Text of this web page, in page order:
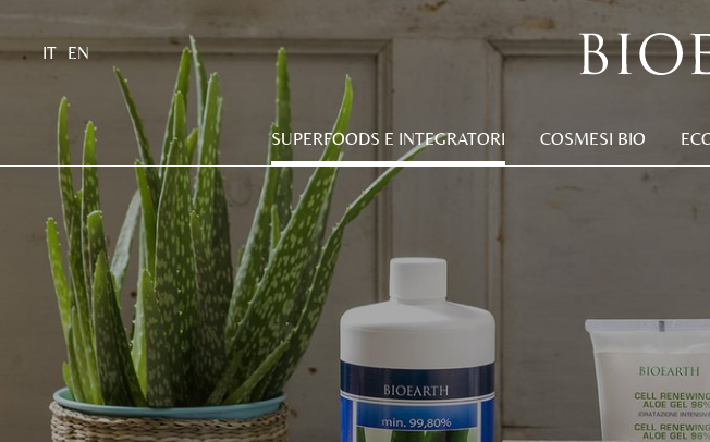
IT EN
SUPERFOODS E INTEGRATORI COSMESI BIO